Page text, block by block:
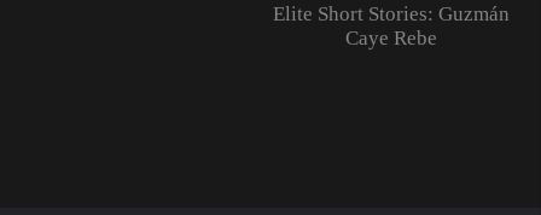
Elite Short Stories: Guzmán
Caye Rebe